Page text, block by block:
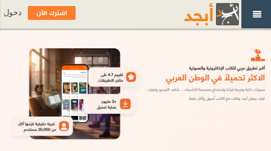
اشترك الآن دخول